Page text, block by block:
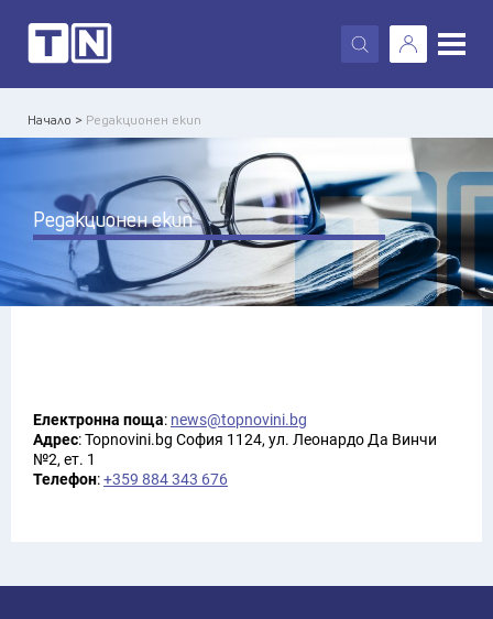
X
Начало > Редакционен екип
Редакционен екип
Електронна поща: news@topnovini.bg
Адрес: Topnovini.bg София 1124, ул. Леонардо Да Винчи
№2, ет. 1
Телефон:+359 884 343 676